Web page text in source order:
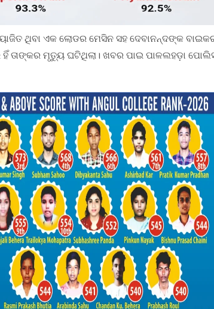
ଥିବା ଏକ ଲୋଡର ମେସିନ ସହ ଦେବାନନ୍ଦଙ୍କ
ହିଁ ତାଙ୍କର ମୃତ୍ୟୁ ଘଟିଥିଲା। ଖବର ପାଇ ପାଳଲହଡ଼ା